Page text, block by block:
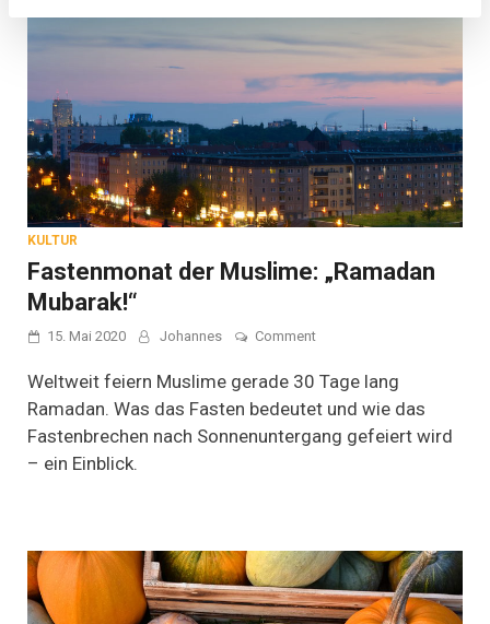
KULTUR
Fastenmonat der Muslime: „Ramadan
Mubarak!“
15. Mai 2020 Johannes Commenton
der
Muslime:
„Ramadan
Mubarak!“
Weltweit feiern Muslime gerade 30 Tage lang
Ramadan. Was das Fasten bedeutet und wie das
Fastenbrechen nach Sonnenuntergang gefeiert wird
– ein Einblick.